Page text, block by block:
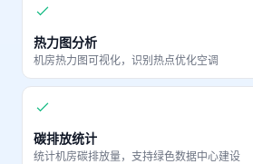
热力图分析
机房热力图可视化，识别热点优化空调
碳排放统计
统计机房碳排放量，支持绿色数据中心建设